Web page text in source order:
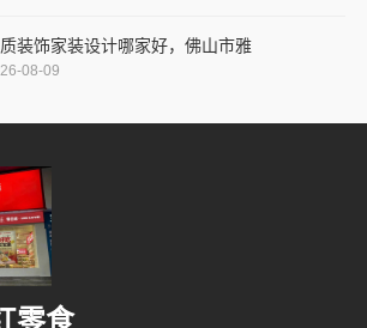
装饰家装设计哪家好，佛山市雅
08-09
零食